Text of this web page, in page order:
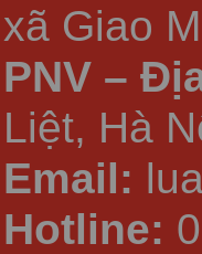
xã Giao
PNV –
Liệt, Hà
Email:
Hotline: